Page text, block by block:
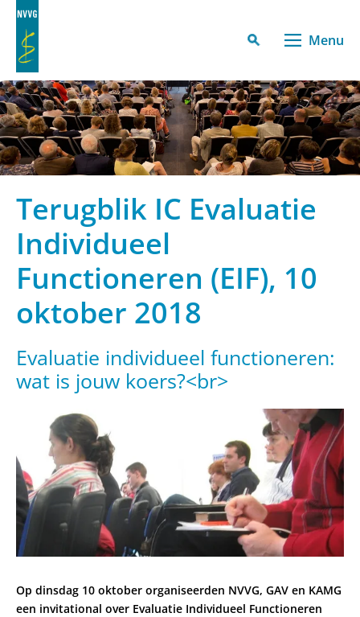
Menu
Terugblik IC Evaluatie
Individueel
Functioneren (EIF), 10
oktober 2018
Evaluatie individueel functioneren:
wat is jouw koers?<br>
Op dinsdag 10 oktober organiseerden NVVG, GAV en KAMG
een invitational over Evaluatie Individueel Functioneren